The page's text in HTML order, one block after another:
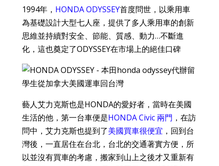
1994年， HONDA ODYSSEY首度問世，以乘用車
為基礎設計大型七人座，提供了多人乘用車的創新
思維並持續對安全、節能、質感、動力…不斷進
化，這也奠定了ODYSSEY在市場上的絕佳口碑
藝人艾力克斯也是HONDA的愛好者，當時在美國
生活的他，第一台車便是HONDA Civic 兩門 ，在訪
問中，艾力克斯也提到了美國買車很便宜 ，回到台
灣後，一直居住在台北，台北的交通著實方便，所
以並沒有買車的考慮，搬家到山上之後才又重新有